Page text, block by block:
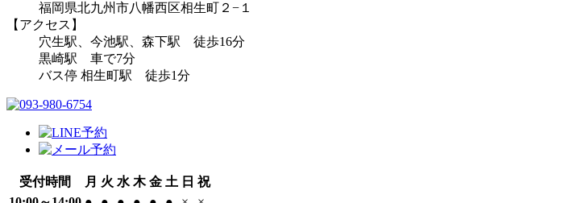
福岡県北九州市八幡西区相生町２−１
【アクセス】
穴生駅、今池駅、森下駅 徒歩16分
黒崎駅 車で7分
バス停 相生町駅 徒歩1分
受付時間 月 火 水 木 金 土 日 祝